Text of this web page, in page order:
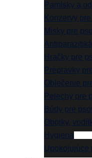
Pamlsky a
Konzervy
Misky pre
Hračky pre
Prepravky
Oblečenie
Pelechy pre
Búdy pre
Obojky,
Hygiena
Upokojujúce